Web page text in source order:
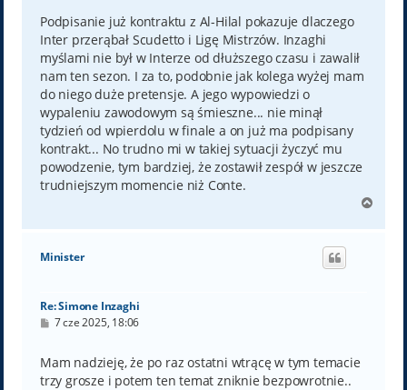
Podpisanie już kontraktu z Al-Hilal pokazuje dlaczego
Inter przerąbał Scudetto i Ligę Mistrzów. Inzaghi
myślami nie był w Interze od dłuższego czasu i zawalił
nam ten sezon. I za to, podobnie jak kolega wyżej mam
do niego duże pretensje. A jego wypowiedzi o
wypaleniu zawodowym są śmieszne... nie minął
tydzień od wpierdolu w finale a on już ma podpisany
kontrakt... No trudno mi w takiej sytuacji życzyć mu
powodzenie, tym bardziej, że zostawił zespół w jeszcze
trudniejszym momencie niż Conte.
g
Minister
Re: Simone Inzaghi
P
t
7 cze 2025, 18:06
Mam nadzieję, że po raz ostatni wtrącę w tym temacie
trzy grosze i potem ten temat zniknie bezpowrotnie..